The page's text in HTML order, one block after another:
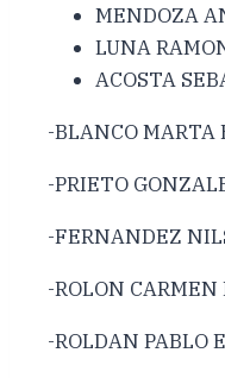
MENDOZA
LUNA
ACOSTA
-BLANCO MARTA
-PRIETO
-FERNANDEZ
-ROLON
-ROLDAN PABLO